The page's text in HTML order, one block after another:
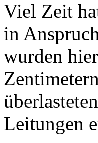
Viel Zeit
in
wurden
Leitungen